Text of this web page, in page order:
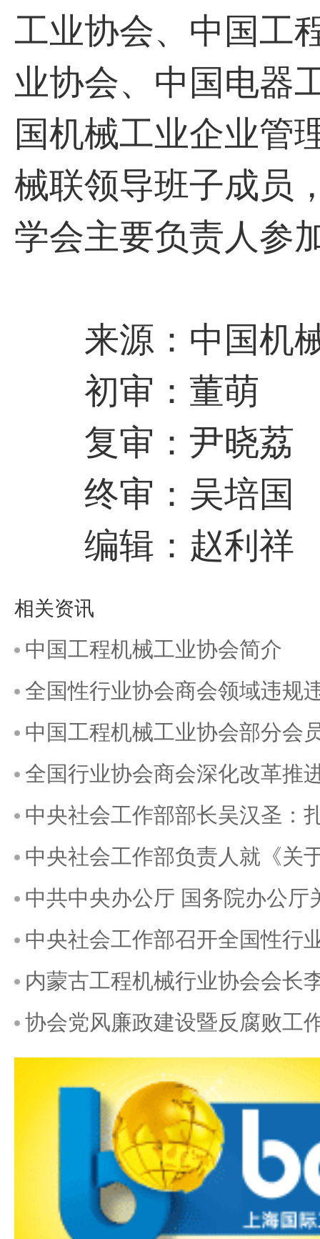
工业协会、中国工
业协会、中国电器
国机械工业企业管
械联领导班子成员
学会主要负责人参
来源：中国机
初审：董萌
复审：尹晓荔
终审：吴培国
编辑：赵利祥
相关资讯
中国工程机械工业协会简介
全国性行业协会商会领域违规
中国工程机械工业协会部分会
全国行业协会商会深化改革推
中央社会工作部部长吴汉圣：
中央社会工作部负责人就《关
中共中央办公厅 国务院办公
中央社会工作部召开全国性行
内蒙古工程机械行业协会会长
协会党风廉政建设暨反腐败工